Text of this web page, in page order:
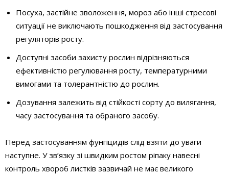
Посуха, застійне зволоження, мороз або інші стресові
ситуації не виключають пошкодження від застосування
регуляторів росту.
Доступні засоби захисту рослин відрізняються
ефективністю регулювання росту, температурними
вимогами та толерантністю до рослин.
Дозування залежить від стійкості сорту до вилягання,
часу застосування та обраного засобу.
Перед застосуванням фунгіцидів слід взяти до уваги
наступне. У зв’язку зі швидким ростом ріпаку навесні
контроль хвороб листків зазвичай не має великого